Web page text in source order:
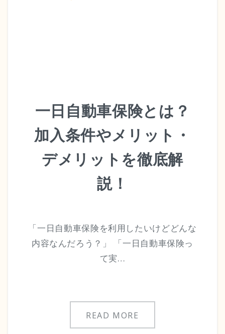
一日自動車保険とは？
加入条件やメリット・
デメリットを徹底解
説！
「一日自動車保険を利用したいけどどんな
内容なんだろう？」 「一日自動車保険っ
て実…
READ MORE